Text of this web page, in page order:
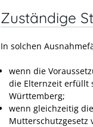
Zuständige
In solchen
wenn die
die Elternzeit erfüllt
Württemberg;
wenn gleichzeitig
Mutterschutzgesetz